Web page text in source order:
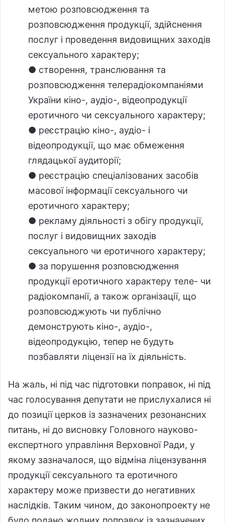
метою розповсюдження та
розповсюдження продукції, здійснення
послуг і проведення видовищних заходів
сексуального характеру;
● створення, транслювання та
розповсюдження телерадіокомпаніями
України кіно-, аудіо-, відеопродукції
еротичного чи сексуального характеру;
● реєстрацію кіно-, аудіо- і
відеопродукції, що має обмеження
глядацької аудиторії;
● реєстрацію спеціалізованих засобів
масової інформації сексуального чи
еротичного характеру;
● рекламу діяльності з обігу продукції,
послуг і видовищних заходів
сексуального чи еротичного характеру;
● за порушення розповсюдження
продукції еротичного характеру теле- чи
радіокомпанії, а також організації, що
розповсюджують чи публічно
демонструють кіно-, аудіо-,
відеопродукцію, тепер не будуть
позбавляти ліцензії на їх діяльність.
На жаль, ні під час підготовки поправок, ні під
час голосування депутати не прислухалися ні
до позиції церков із зазначених резонансних
питань, ні до висновку Головного науково-
експертного управління Верховної Ради, у
якому зазначалося, що відміна ліцензування
продукції сексуального та еротичного
характеру може призвести до негативних
наслідків. Таким чином, до законопроекту не